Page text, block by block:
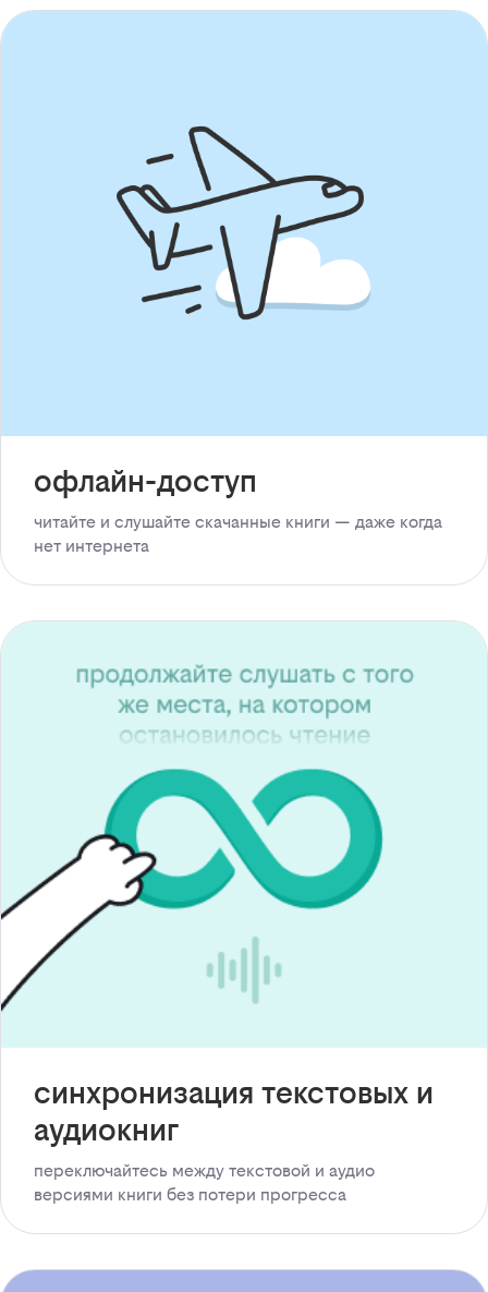
офлайн-доступ
читайте и слушайте скачанные книги — даже когда
нет интернета
синхронизация текстовых и
аудиокниг
переключайтесь между текстовой и аудио
версиями книги без потери прогресса